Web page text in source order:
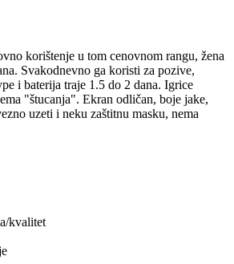
korištenje u tom cenovnom rangu, žena
Svakodnevno ga koristi za pozive,
i baterija traje 1.5 do 2 dana. Igrice
"štucanja". Ekran odličan, boje jake,
uzeti i neku zaštitnu masku, nema
kvalitet